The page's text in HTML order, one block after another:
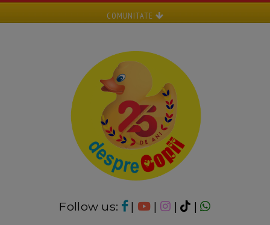
COMUNITATE
Follow us: | | |
|